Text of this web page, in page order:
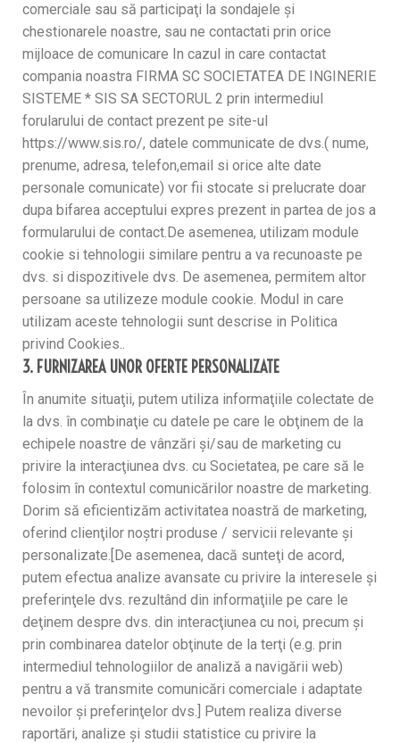
comerciale sau să participaţi la sondajele şi
chestionarele noastre, sau ne contactati prin orice
mijloace de comunicare In cazul in care contactat
compania noastra FIRMA SC SOCIETATEA DE INGINERIE
SISTEME * SIS SA SECTORUL 2 prin intermediul
forularului de contact prezent pe site-ul
https://www.sis.ro/, datele communicate de dvs.( nume,
prenume, adresa, telefon,email si orice alte date
personale comunicate) vor fii stocate si prelucrate doar
dupa bifarea acceptului expres prezent in partea de jos a
formularului de contact.De asemenea, utilizam module
cookie si tehnologii similare pentru a va recunoaste pe
dvs. si dispozitivele dvs. De asemenea, permitem altor
persoane sa utilizeze module cookie. Modul in care
utilizam aceste tehnologii sunt descrise in Politica
privind Cookies..
3. FURNIZAREA UNOR OFERTE PERSONALIZATE
În anumite situaţii, putem utiliza informaţiile colectate de
la dvs. în combinaţie cu datele pe care le obţinem de la
echipele noastre de vânzări şi/sau de marketing cu
privire la interacţiunea dvs. cu Societatea, pe care să le
folosim în contextul comunicărilor noastre de marketing.
Dorim să eficientizăm activitatea noastră de marketing,
oferind clienţilor noştri produse / servicii relevante şi
personalizate.[De asemenea, dacă sunteţi de acord,
putem efectua analize avansate cu privire la interesele şi
preferinţele dvs. rezultând din informaţiile pe care le
deţinem despre dvs. din interacţiunea cu noi, precum şi
prin combinarea datelor obţinute de la terţi (e.g. prin
intermediul tehnologiilor de analiză a navigării web)
pentru a vă transmite comunicări comerciale i adaptate
nevoilor şi preferinţelor dvs.] Putem realiza diverse
raportări, analize şi studii statistice cu privire la